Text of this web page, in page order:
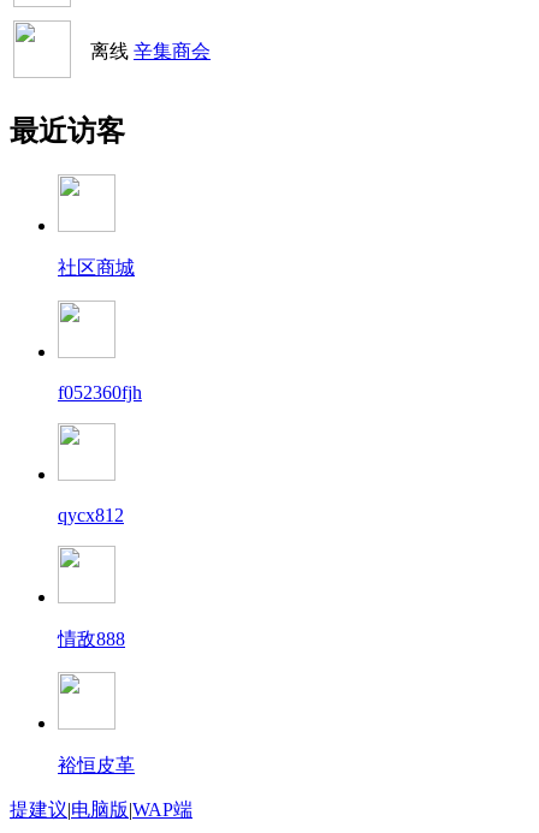
离线 辛集商会
最近访客
社区商城
f052360fjh
qycx812
情敌888
裕恒皮革
提建议|电脑版|WAP端